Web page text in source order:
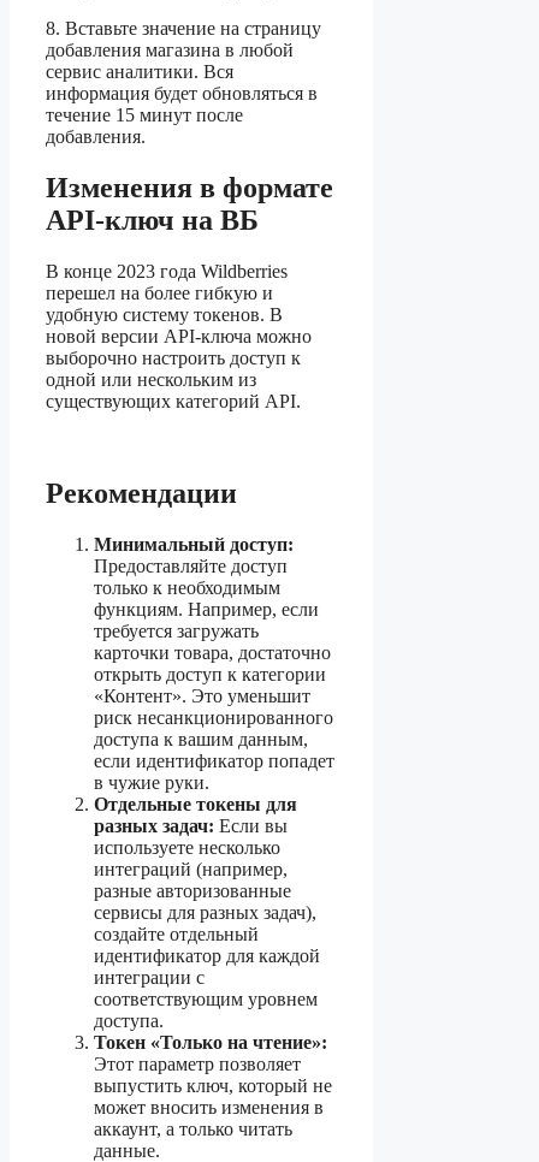
8. Вставьте значение на страницу
добавления магазина в любой
сервис аналитики. Вся
информация будет обновляться в
течение 15 минут после
добавления.
Изменения в формате
API-ключ на ВБ
В конце 2023 года Wildberries
перешел на более гибкую и
удобную систему токенов. В
новой версии API-ключа можно
выборочно настроить доступ к
одной или нескольким из
существующих категорий API.
Рекомендации
Минимальный доступ:
Предоставляйте доступ
только к необходимым
функциям. Например, если
требуется загружать
карточки товара, достаточно
открыть доступ к категории
«Контент». Это уменьшит
риск несанкционированного
доступа к вашим данным,
если идентификатор попадет
в чужие руки.
Отдельные токены для
разных задач: Если вы
используете несколько
интеграций (например,
разные авторизованные
сервисы для разных задач),
создайте отдельный
идентификатор для каждой
интеграции с
соответствующим уровнем
доступа.
Токен «Только на чтение»:
Этот параметр позволяет
выпустить ключ, который не
может вносить изменения в
аккаунт, а только читать
данные.